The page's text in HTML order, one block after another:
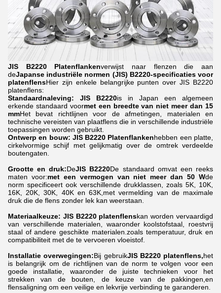
JIS B2220 Platenflankenverwijst naar flenzen die aan
deJapanse industriële normen (JIS) B2220-specificaties voor
platenflensHier zijn enkele belangrijke punten over JIS B2220
platenflens:
Standaardnaleving:
JIS B2220is in Japan een algemeen
erkende standaard voormet een breedte van niet meer dan 15
mmHet bevat richtlijnen voor de afmetingen, materialen en
technische vereisten van plaatflens die in verschillende industriële
toepassingen worden gebruikt.
Ontwerp en bouw: JIS B2220 Platenflankenhebben een platte,
cirkelvormige schijf met gelijkmatig over de omtrek verdeelde
boutengaten.
Grootte en druk:DeJIS B2220De standaard omvat een reeks
maten voor:met een vermogen van niet meer dan 50 Wde
norm specificeert ook verschillende drukklassen, zoals 5K, 10K,
16K, 20K, 30K, 40K en 63K,met vermelding van de maximale
druk die de flens zonder lek kan weerstaan.
Materiaalkeuze: JIS B2220 platenflenskan worden vervaardigd
van verschillende materialen, waaronder koolstofstaal, roestvrij
staal of andere geschikte materialen.zoals temperatuur, druk en
compatibiliteit met de te vervoeren vloeistof.
Installatie overwegingen:Bij gebruikJIS B2220 platenflens,het
is belangrijk om de richtlijnen van de norm te volgen voor een
goede installatie, waaronder de juiste technieken voor het
strekken van de bouten, de keuze van de pakkingen,en
flensaligning om een veilige en lekvrije verbinding te garanderen.